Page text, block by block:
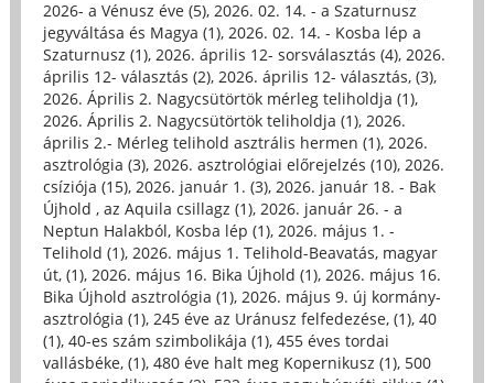
2026- a Vénusz éve (5), 2026. 02. 14. - a Szaturnusz
jegyváltása és Magya (1), 2026. 02. 14. - Kosba lép a
Szaturnusz (1), 2026. április 12- sorsválasztás (4), 2026.
április 12- választás (2), 2026. április 12- választás, (3),
2026. Április 2. Nagycsütörtök mérleg teliholdja (1),
2026. Április 2. Nagycsütörtök teliholdja (1), 2026.
április 2.- Mérleg telihold asztrális hermen (1), 2026.
asztrológia (3), 2026. asztrológiai előrejelzés (10), 2026.
csíziója (15), 2026. január 1. (3), 2026. január 18. - Bak
Újhold , az Aquila csillagz (1), 2026. január 26. - a
Neptun Halakból, Kosba lép (1), 2026. május 1. -
Telihold (1), 2026. május 1. Telihold-Beavatás, magyar
út, (1), 2026. május 16. Bika Újhold (1), 2026. május 16.
Bika Újhold asztrológia (1), 2026. május 9. új kormány-
asztrológia (1), 245 éve az Uránusz felfedezése, (1), 40
(1), 40-es szám szimbolikája (1), 455 éves tordai
vallásbéke, (1), 480 éve halt meg Kopernikusz (1), 500